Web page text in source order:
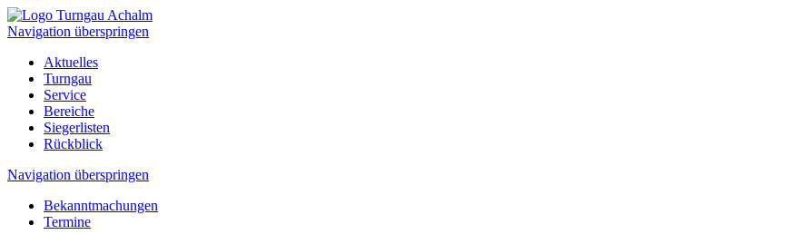
Navigation überspringen
Aktuelles
Turngau
Service
Bereiche
Siegerlisten
Rückblick
Navigation überspringen
Bekanntmachungen
Termine